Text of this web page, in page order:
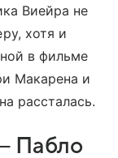
Виейра не
хотя и
в фильме
Макарена и
рассталась.
Пабло